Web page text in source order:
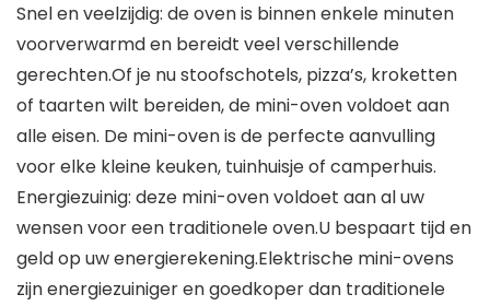
Snel en veelzijdig: de oven is binnen enkele minuten
voorverwarmd en bereidt veel verschillende
gerechten.Of je nu stoofschotels, pizza’s, kroketten
of taarten wilt bereiden, de mini-oven voldoet aan
alle eisen. De mini-oven is de perfecte aanvulling
voor elke kleine keuken, tuinhuisje of camperhuis.
Energiezuinig: deze mini-oven voldoet aan al uw
wensen voor een traditionele oven.U bespaart tijd en
geld op uw energierekening.Elektrische mini-ovens
zijn energiezuiniger en goedkoper dan traditionele